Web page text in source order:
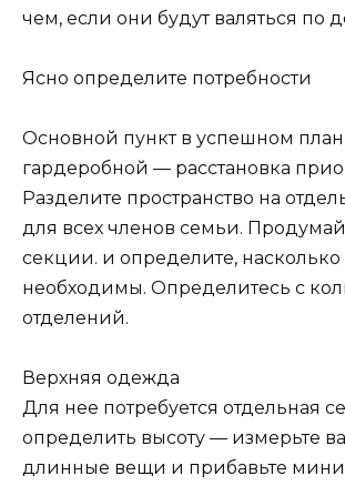
чем, если они будут валяться по
Ясно определите потребности
Основной пункт в успешном
гардеробной — расстановка
Разделите пространство на
для всех членов семьи.
секции. и определите, насколько
необходимы. Определитесь с
отделений.
Верхняя одежда
Для нее потребуется отдельная
определить высоту — измерьте
длинные вещи и прибавьте